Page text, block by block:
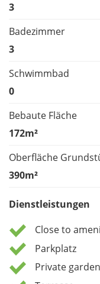
3
Badezimmer
3
Schwimmbad
0
Bebaute Fläche
172m²
Oberfläche
390m²
Dienstleistungen
Close to
Parkplatz
Private garden